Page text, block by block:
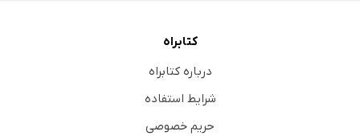
کتابراه
درباره کتابراه
شرایط استفاده
حریم خصوصی